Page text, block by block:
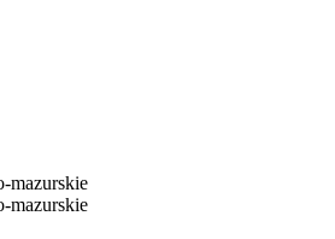
mazurskie
mazurskie